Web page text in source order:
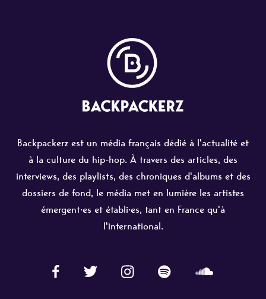
Backpackerz est un média français dédié à l'actualité et
à la culture du hip-hop. À travers des articles, des
interviews, des playlists, des chroniques d'albums et des
dossiers de fond, le média met en lumière les artistes
émergent·es et établi·es, tant en France qu'à
l'international.